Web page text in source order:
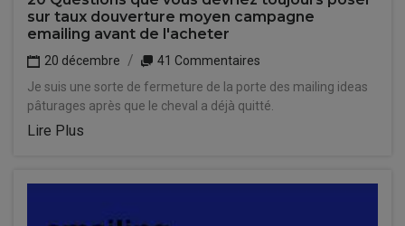
sur taux douverture moyen campagne
emailing avant de l'acheter
20 décembre
41 Commentaires
Je suis une sorte de fermeture de la porte des mailing ideas
pâturages après que le cheval a déjà quitté.
Lire Plus